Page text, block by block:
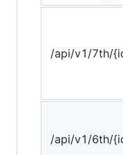
/api/v1/7th/
/api/v1/6th/